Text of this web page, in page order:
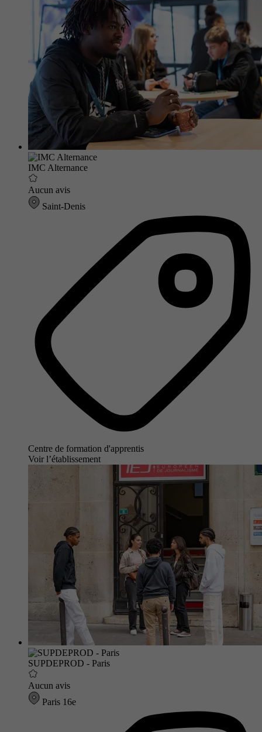
IMC Alternance
Aucun avis
Saint-Denis
Centre de formation d'apprentis
Voir l’établissement
SUPDEPROD - Paris
Aucun avis
Paris 16e